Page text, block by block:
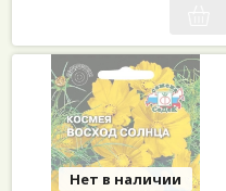
Нет в наличии